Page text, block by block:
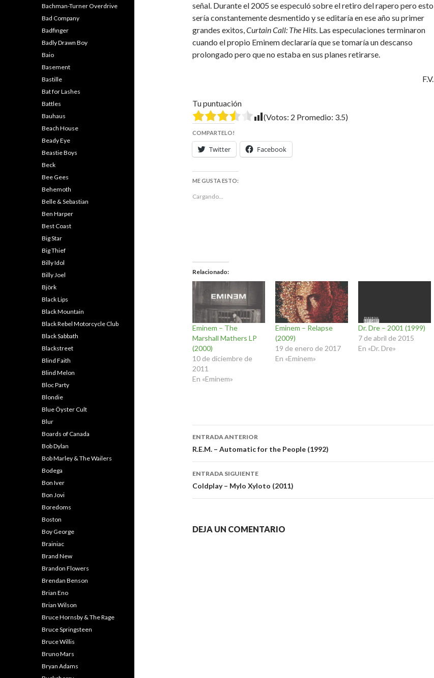
señal. Durante el 2005 se especuló sobre el retiro del rapero pero esto
sería constantemente desmentido y se editaría en ese año su primer
grandes exitos,Curtain Call: The Hits. Las especulaciones terminaron
cuando el propio Eminem declararía que se tomaría un descanso
prolongado pero que no estaba en sus planes retirarse.
F.V.
Tu puntuación
(Votos: 2 Promedio: 3.5)
COMPARTELO!
Twitter Facebook
ME GUSTA ESTO:
Cargando...
Relacionado
Eminem – The
Marshall Mathers LP
(2000)
10 de diciembre de
2011
En «Eminem»
Eminem – Relapse
(2009)
19 de enero de 2017
En «Eminem»
Dr. Dre – 2001 (1999)
7 de abril de 2015
En «Dr. Dre»
Navegación
de
entradas
ENTRADA ANTERIOR
R.E.M. – Automatic for the People (1992)
ENTRADA SIGUIENTE
Coldplay – Mylo Xyloto (2011)
DEJA UN COMENTARIO
Bachman-Turner Overdrive
Bad Company
Badfinger
Badly Drawn Boy
Baio
Basement
Bastille
Bat for Lashes
Battles
Bauhaus
Beach House
Beady Eye
Beastie Boys
Beck
Bee Gees
Behemoth
Belle & Sebastian
Ben Harper
Best Coast
Big Star
Big Thief
Billy Idol
Billy Joel
Björk
Black Lips
Black Mountain
Black Rebel Motorcycle Club
Black Sabbath
Blackstreet
Blind Faith
Blind Melon
Bloc Party
Blondie
Blue Öyster Cult
Blur
Boards of Canada
Bob Dylan
Bob Marley & The Wailers
Bodega
Bon Iver
Bon Jovi
Boredoms
Boston
Boy George
Brainiac
Brand New
Brandon Flowers
Brendan Benson
Brian Eno
Brian Wilson
Bruce Hornsby & The Rage
Bruce Springsteen
Bruce Willis
Bruno Mars
Bryan Adams